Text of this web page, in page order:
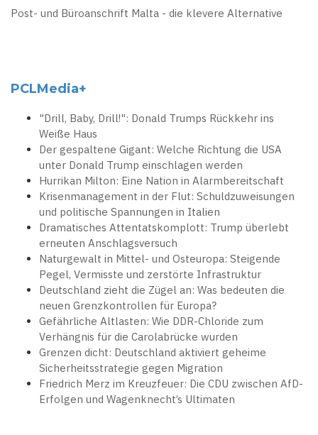
Post- und Büroanschrift Malta - die klevere Alternative
PCLMedia+
"Drill, Baby, Drill!": Donald Trumps Rückkehr ins
Weiße Haus
Der gespaltene Gigant: Welche Richtung die USA
unter Donald Trump einschlagen werden
Hurrikan Milton: Eine Nation in Alarmbereitschaft
Krisenmanagement in der Flut: Schuldzuweisungen
und politische Spannungen in Italien
Dramatisches Attentatskomplott: Trump überlebt
erneuten Anschlagsversuch
Naturgewalt in Mittel- und Osteuropa: Steigende
Pegel, Vermisste und zerstörte Infrastruktur
Deutschland zieht die Zügel an: Was bedeuten die
neuen Grenzkontrollen für Europa?
Gefährliche Altlasten: Wie DDR-Chloride zum
Verhängnis für die Carolabrücke wurden
Grenzen dicht: Deutschland aktiviert geheime
Sicherheitsstrategie gegen Migration
Friedrich Merz im Kreuzfeuer: Die CDU zwischen AfD-
Erfolgen und Wagenknecht’s Ultimaten